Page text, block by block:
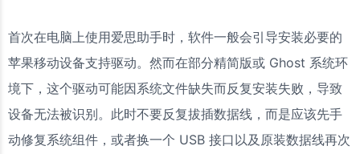
首次在电脑上使用爱思助手时，软件一般会引导安装必要的
苹果移动设备支持驱动。然而在部分精简版或 Ghost 系统环
境下，这个驱动可能因系统文件缺失而反复安装失败，导致
设备无法被识别。此时不要反复拔插数据线，而是应该先手
动修复系统组件，或者换一个 USB 接口以及原装数据线再次